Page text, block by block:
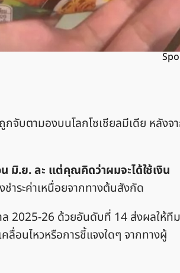
จับตามองบนโลกโซเชียลมีเดีย หลังจ
มิ.ย. ละ แต่คุณคิดว่าผมจะได้ใช้เงิน
ำระค่าเหนื่อยจากทางต้นสังกัด
ล 2025-26 ด้วยอันดับที่ 14 ส่งผลให้ทีม
อนไหวหรือการชี้แจงใดๆ จากทางผู้